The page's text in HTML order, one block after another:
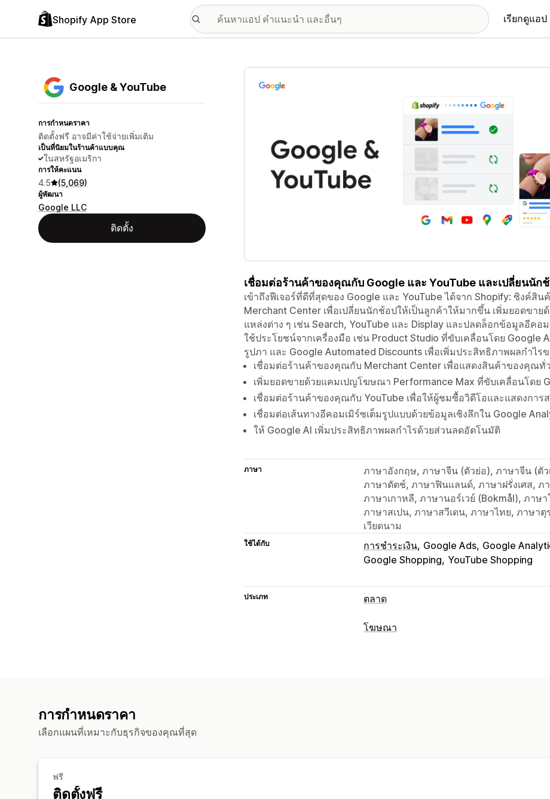
Shopify App Store เรียกดูแอป
Google & YouTube
การกำหนดราคา
ติดตั้งฟรี อาจมีค่าใช้จ่ายเพิ่มเติม
เป็นที่นิยมในร้านค้าแบบคุณ
ในสหรัฐอเมริกา
การให้คะแนน
4.5 (5,069)
ผู้พัฒนา
Google LLC
ติดตั้ง
แกลเลอรีรูปภาพที่แสดง
เชื่อมต่อร้านค้าของคุณกับ Google และ YouTube และเปลี่ยนนัก
เข้าถึงฟีเจอร์ที่ดีที่สุดของ Google และ YouTube ได้จาก Shopify: ซิงค์สิ
Merchant Center เพื่อเปลี่ยนนักช้อปให้เป็นลูกค้าให้มากขึ้น เพิ่มยอดขา
แหล่งต่าง ๆ เช่น Search, YouTube และ Display และปลดล็อกข้อมูลอีคอ
ใช้ประโยชน์จากเครื่องมือ เช่น Product Studio ที่ขับเคลื่อนโดย Google
รูปภา และ Google Automated Discounts เพื่อเพิ่มประสิทธิภาพผลกำไร
เชื่อมต่อร้านค้าของคุณกับ Merchant Center เพื่อแสดงสินค้าของคุณทั่
เพิ่มยอดขายด้วยแคมเปญโฆษณา Performance Max ที่ขับเคลื่อนโดย
เชื่อมต่อร้านค้าของคุณกับ YouTube เพื่อให้ผู้ชมซื้อวิดีโอและแสดงการ
เชื่อมต่อเส้นทางอีคอมเมิร์ซเต็มรูปแบบด้วยข้อมูลเชิงลึกใน Google
ให้ Google AI เพิ่มประสิทธิภาพผลกำไรด้วยส่วนลดอัตโนมัติ
ภาษา
ภาษาอังกฤษ, ภาษาจีน (ตัวย่อ), ภาษาจีน (ตั
ภาษาดัตช์, ภาษาฟินแลนด์, ภาษาฝรั่งเศส,
ภาษาเกาหลี, ภาษานอร์เวย์ (Bokmål), ภาษ
ภาษาสเปน, ภาษาสวีเดน, ภาษาไทย, ภาษา
เวียดนาม
ใช้ได้กับ การชำระเงิน Google Ads Google
Google Shopping YouTube Shopping
ประเภท ตลาด
การจัดการการทำรายการสินค้า
โฆษณา
การกำหนดราคา
เลือกแผนที่เหมาะกับธุรกิจของคุณที่สุด
ฟรี
ติดตั้งฟรี